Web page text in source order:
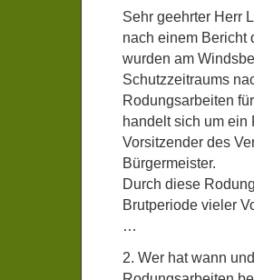
Sehr geehrter Herr
nach einem Bericht
wurden am
Schutzzeitraums
Rodungsarbeiten
handelt sich um ein
Vorsitzender des
Bürgermeister.
Durch diese
Brutperiode vieler
…
2. Wer hat wann